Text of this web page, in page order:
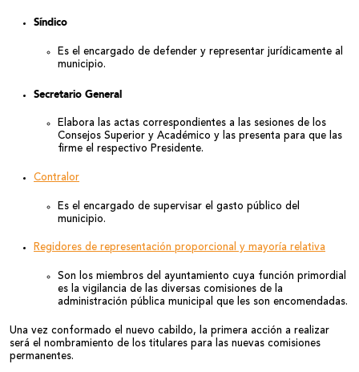
Síndico
Es el encargado de defender y representar jurídicamente al
municipio.
Secretario General
Elabora las actas correspondientes a las sesiones de los
Consejos Superior y Académico y las presenta para que las
firme el respectivo Presidente.
Contralor
Es el encargado de supervisar el gasto público del
municipio.
Regidores de representación proporcional y mayoría relativa
Son los miembros del ayuntamiento cuya función primordial
es la vigilancia de las diversas comisiones de la
administración pública municipal que les son encomendadas.
Una vez conformado el nuevo cabildo, la primera acción a realizar
será el nombramiento de los titulares para las nuevas comisiones
permanentes.